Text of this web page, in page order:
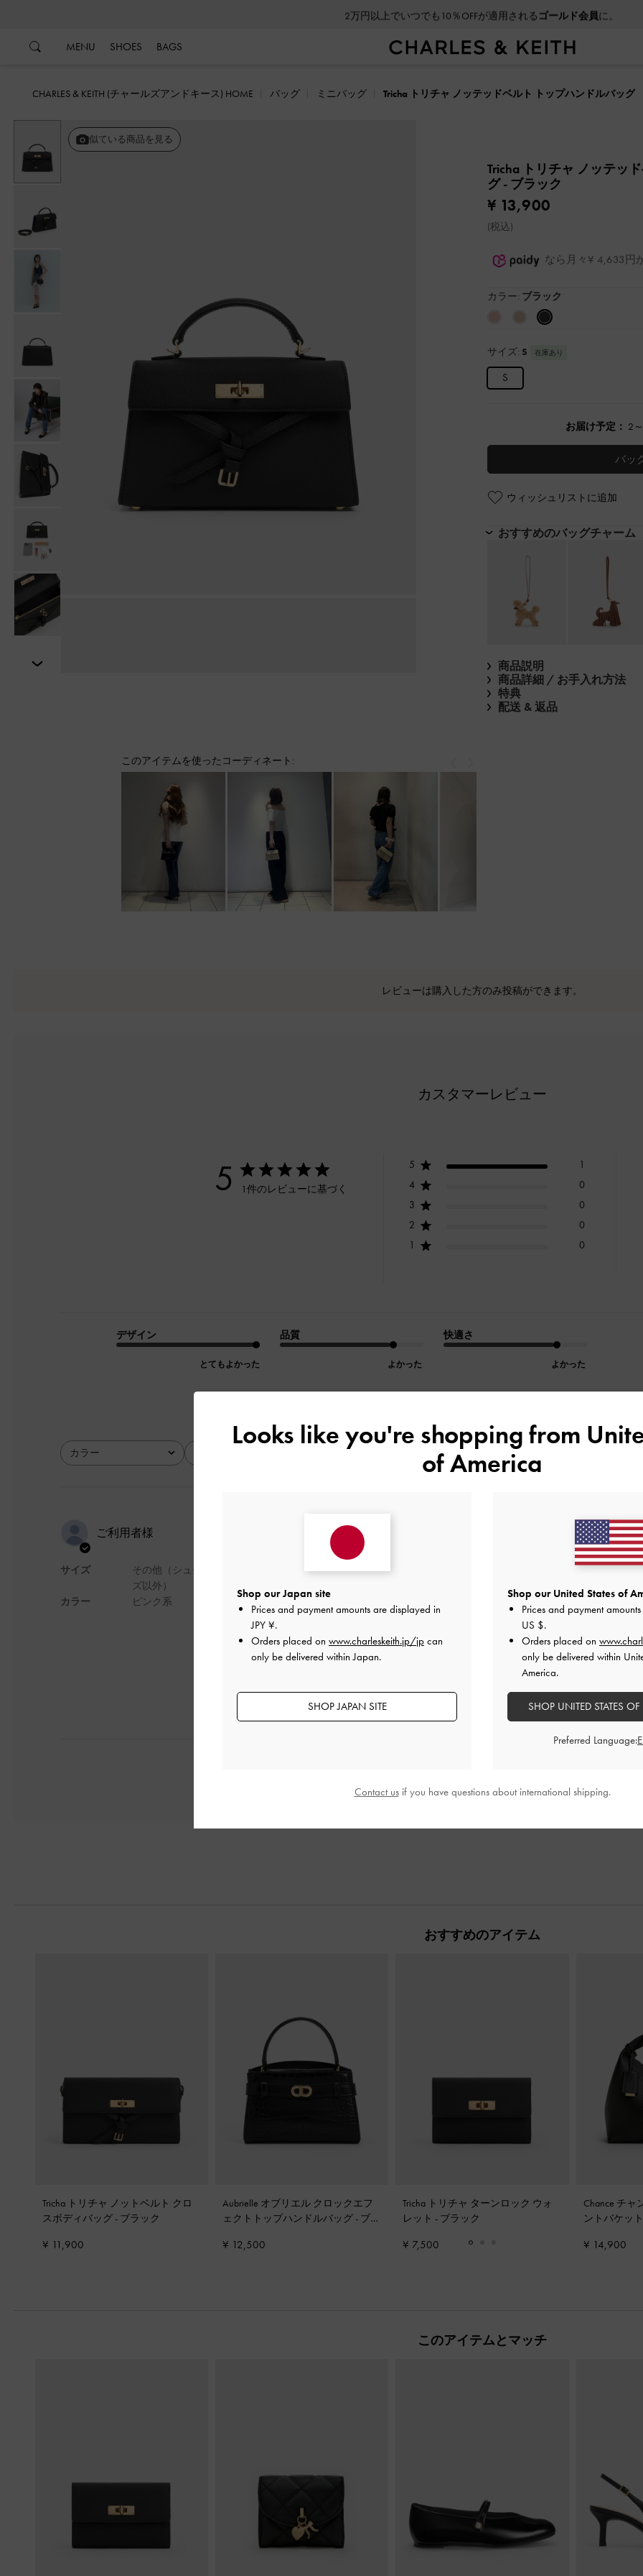
2万円以上でいつでも10％OFFが適用される ゴールド会員に。
MENU SHOES BAGS
CHARLES & KEITH (チャールズアンドキース) HOME バッグ ミニバッグ Tricha トリチャ ノッテッドベルト トップハンドルバッグ
次
似ている商品を見る
Tricha トリチャ ノッテッ
グ- ブラック
¥ 13,900
(税込)
なら月々¥ 4,633円
カラー: ブラック
サイズ: S 在庫あり
S
お届け予定： 2
バッ
ウィッシュリストに追加
おすすめのバッグチャーム
商品説明
商品詳細 / お手入れ方法
特典
配送 & 返品
このアイテムを使ったコーディネート:
レビューは購入した方のみ投稿ができます。
カスタマーレビュー
5 1件のレビューに基づく
5
1
4
0
3
0
2
0
1
0
デザイン
とてもよかった
品質
よかった
快適さ
よかった
カラー
全て デザイン 品質
全て
ご利用者様
サイズ
カラー
その他（シュー
ズ以外）
ピンク系
Màu và dáng túi rất
Màu và dáng túi rất đẹp
デザイン
よかった
快適さ
日本語に翻訳する
おすすめのアイテム
Tricha トリチャ ノットベルト クロ
スボディバッグ - ブラック
¥ 11,900
Aubrielle オブリエル クロックエフ
ェクトトップハンドルバッグ - ブラ
¥ 12,500
Tricha トリチャ ターンロック ウォ
レット - ブラック
¥ 7,500
Chance チャ
ントバケッ
¥ 14,900
このアイテムとマッチ
Looks like you're shopping from
of America
Shop our Japan site
Prices and payment amounts are displayed in
JPY ¥.
Orders placed on www.charleskeith.jp/jp can
only be delivered within Japan.
SHOP JAPAN SITE
Shop our United States of
Prices and payment
US $.
Orders placed on
only be delivered within
America.
SHOP UNITED STATES
Preferred Language:
Contact usif you have questions about international shipping.